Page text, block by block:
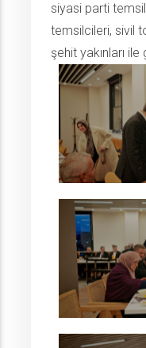
siyasi parti
temsilcileri, sivil
şehit yakınları ile